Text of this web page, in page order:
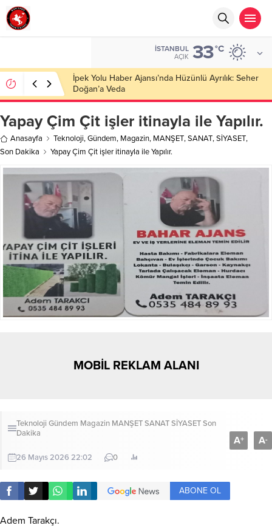
İSTANBUL
AÇIK 33°C
İpek Yolu Haber Ajansı’nda Hüzünlü Ayrılık: Seher
Doğan’a Veda
Yapay Çim Çit işler itinayla ile Yapılır.
Anasayfa Teknoloji,Gündem, Magazin, MANŞET,SANAT,SİYASET,
Son Dakika
Yapay Çim Çit işler itinayla ile Yapılır.
MOBİL REKLAM ALANI
Teknoloji Gündem Magazin MANŞETSANATSİYASETSon
Dakika
26 Mayıs 2026 22:02 0
A+ A-
ABONE OL
Adem Tarakçı.